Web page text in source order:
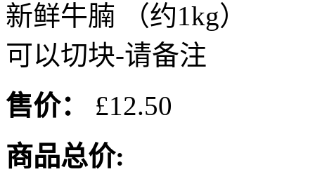
新鲜牛腩 （约1kg）
可以切块-请备注
售价：
£12.50
商品总价: